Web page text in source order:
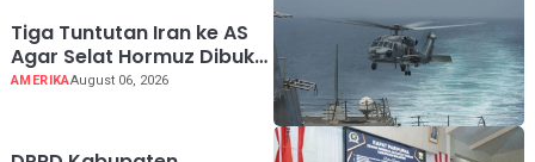
Tiga Tuntutan Iran ke AS
Agar Selat Hormuz Dibuka
Kembali
AMERIKAAugust 06, 2026